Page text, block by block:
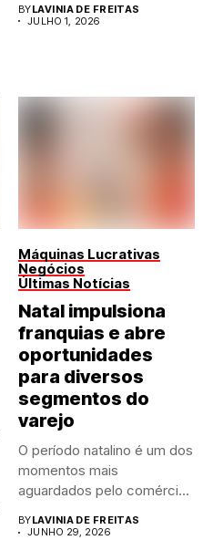
BYLAVINIA DE FREITAS
JULHO 1, 2026
Máquinas Lucrativas
Negócios
Últimas Notícias
Natal impulsiona
franquias e abre
oportunidades
para diversos
segmentos do
varejo
O período natalino é um dos
momentos mais
aguardados pelo comércio
BYLAVINIA DE FREITAS
JUNHO 29, 2026